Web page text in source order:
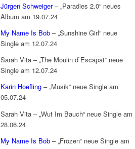
Jürgen Schweiger– „Paradies 2.0“ neues
Album am 19.07.24
My Name Is Bob – „Sunshine Girl“ neue
Single am 12.07.24
Sarah Vita – „The Moulin d`Escapat“ neue
Single am 12.07.24
Karin Hoefling – „Musik“ neue Single am
05.07.24
Sarah Vita – „Wut Im Bauch“ neue Single am
28.06.24
My Name Is Bob – „Frozen“ neue Single am